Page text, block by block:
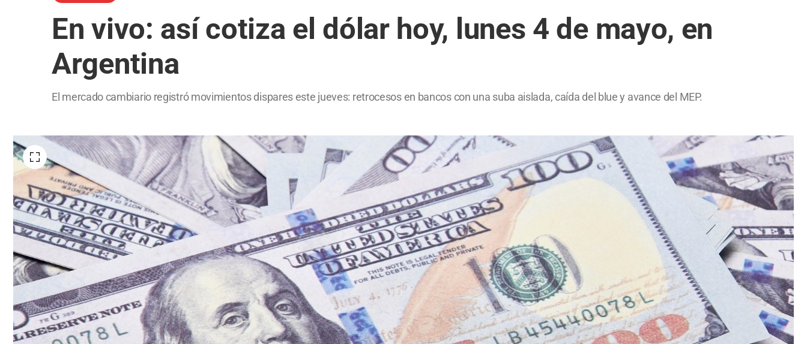
En vivo: así cotiza el dólar hoy, lunes 4 de mayo, en
Argentina
El mercado cambiario registró movimientos dispares este jueves: retrocesos en bancos con una suba aislada, caída del blue y avance del MEP.